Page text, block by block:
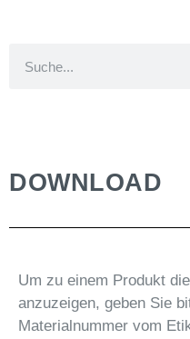
DOWNLOAD
Um zu einem Produkt
anzuzeigen, geben Sie
Materialnummer vom